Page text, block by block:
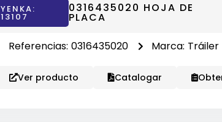
YENKA:
13107
0316435020 HOJA DE
PLACA
Referencias: 0316435020 Marca: Tráiler
Ver producto Catalogar